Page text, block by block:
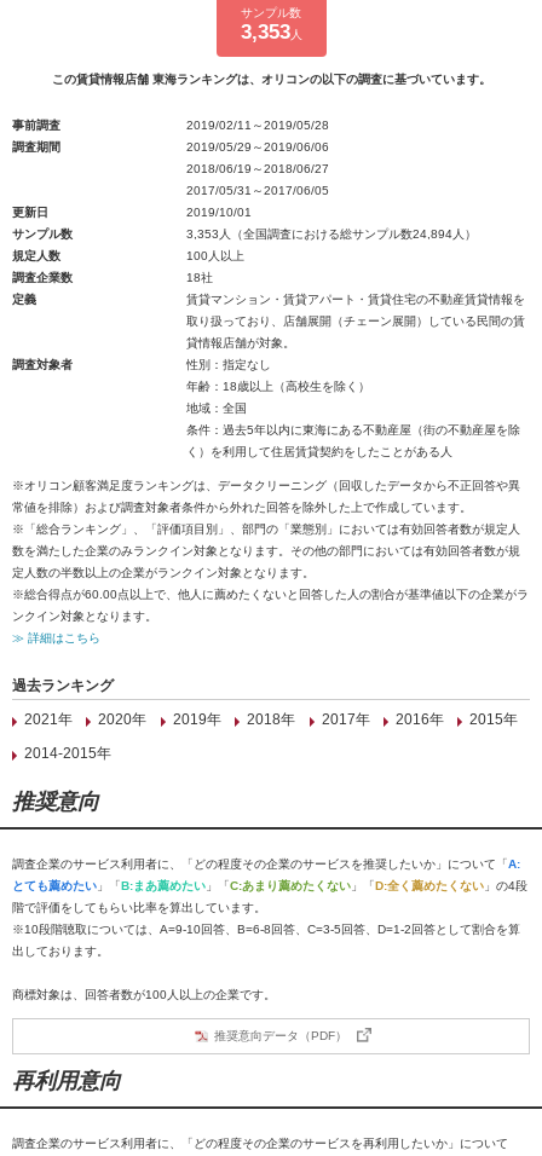
サンプル数
3,353人
この賃貸情報店舗 東海ランキングは、オリコンの以下の調査に基づいています。
事前調査
2019/02/11～2019/05/28
調査期間
2019/05/29～2019/06/06
2018/06/19～2018/06/27
2017/05/31～2017/06/05
更新日
2019/10/01
サンプル数
3,353人（全国調査における総サンプル数24,894人）
規定人数
100人以上
調査企業数
18社
定義
賃貸マンション・賃貸アパート・賃貸住宅の不動産賃貸情報を
取り扱っており、店舗展開（チェーン展開）している民間の賃
貸情報店舗が対象。
調査対象者
性別：指定なし
年齢：18歳以上（高校生を除く）
地域：全国
条件：過去5年以内に東海にある不動産屋（街の不動産屋を除
く）を利用して住居賃貸契約をしたことがある人
※オリコン顧客満足度ランキングは、データクリーニング（回収したデータから不正回答や異
常値を排除）および調査対象者条件から外れた回答を除外した上で作成しています。
※「総合ランキング」、「評価項目別」、部門の「業態別」においては有効回答者数が規定人
数を満たした企業のみランクイン対象となります。その他の部門においては有効回答者数が規
定人数の半数以上の企業がランクイン対象となります。
※総合得点が60.00点以上で、他人に薦めたくないと回答した人の割合が基準値以下の企業がラ
ンクイン対象となります。
≫ 詳細はこちら
過去ランキング
2021年
2020年 2019年 2018年 2017年 2016年
2015年
2014-2015年
推奨意向
調査企業のサービス利用者に、「どの程度その企業のサービスを推奨したいか」について「A:
とても薦めたい 」「B:まあ薦めたい 」「C:あまり薦めたくない 」「D:全く薦めたくない 」の4段
階で評価をしてもらい比率を算出しています。
※10段階聴取については、A=9-10回答、B=6-8回答、C=3-5回答、D=1-2回答として割合を算
出しております。
商標対象は、回答者数が100人以上の企業です。
推奨意向データ（PDF）
再利用意向
調査企業のサービス利用者に、「どの程度その企業のサービスを再利用したいか」について